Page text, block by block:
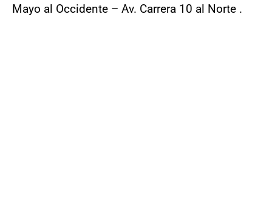
Mayo al Occidente – Av. Carrera 10 al Norte .